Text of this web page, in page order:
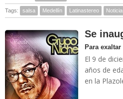
Tags: salsa Medellín Latinastereo
Se
Para
El 9 de
años de
en la